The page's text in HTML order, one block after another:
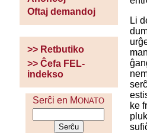
Oftaj demandoj
>> Retbutiko
>> Ĉefa FEL-
indekso
Serĉi en MONATO
Li
ke